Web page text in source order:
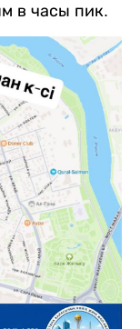
в часы пик.